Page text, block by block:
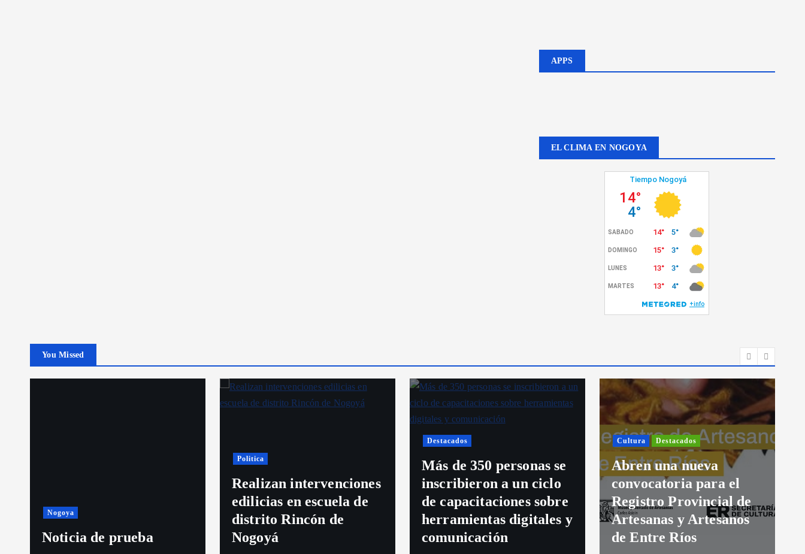
t
r
a
s
APPS
EL CLIMA EN NOGOYA
You Missed
Nogoya
Noticia de prueba
Politica
Realizan intervenciones
edilicias en escuela de
distrito Rincón de
Nogoyá
Destacados
Más de 350 personas se
inscribieron a un ciclo
de capacitaciones sobre
herramientas digitales y
comunicación
Cultura Destacados
Abren una nueva
convocatoria para el
Registro Provincial de
Artesanas y Artesanos
de Entre Ríos